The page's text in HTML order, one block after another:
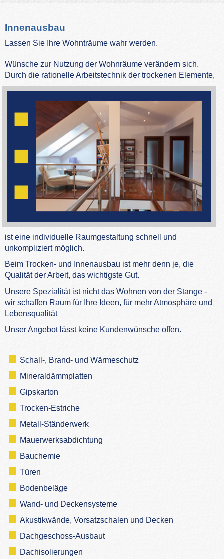
Innenausbau
Lassen Sie Ihre Wohnträume wahr werden.
Wünsche zur Nutzung der Wohnräume verändern sich.
Durch die rationelle Arbeitstechnik der trockenen Elemente,
ist eine individuelle Raumgestaltung schnell und
unkompliziert möglich.
Beim Trocken- und Innenausbau ist mehr denn je, die
Qualität der Arbeit, das wichtigste Gut.
Unsere Spezialität ist nicht das Wohnen von der Stange -
wir schaffen Raum für Ihre Ideen, für mehr Atmosphäre und
Lebensqualität
Unser Angebot lässt keine Kundenwünsche offen.
Schall-, Brand- und Wärmeschutz
Mineraldämmplatten
Gipskarton
Trocken-Estriche
Metall-Ständerwerk
Mauerwerksabdichtung
Bauchemie
Türen
Bodenbeläge
Wand- und Deckensysteme
Akustikwände, Vorsatzschalen und Decken
Dachgeschoss-Ausbaut
Dachisolierungen